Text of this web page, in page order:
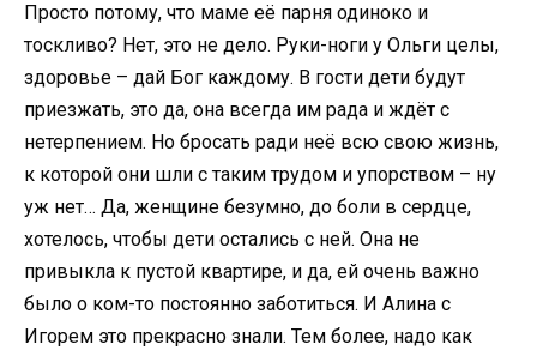
Просто потому, что маме её парня одиноко и
тоскливо? Нет, это не дело. Руки-ноги у Ольги целы,
здоровье – дай Бог каждому. В гости дети будут
приезжать, это да, она всегда им рада и ждёт с
нетерпением. Но бросать ради неё всю свою жизнь,
к которой они шли с таким трудом и упорством – ну
уж нет… Да, женщине безумно, до боли в сердце,
хотелось, чтобы дети остались с ней. Она не
привыкла к пустой квартире, и да, ей очень важно
было о ком-то постоянно заботиться. И Алина с
Игорем это прекрасно знали. Тем более, надо как